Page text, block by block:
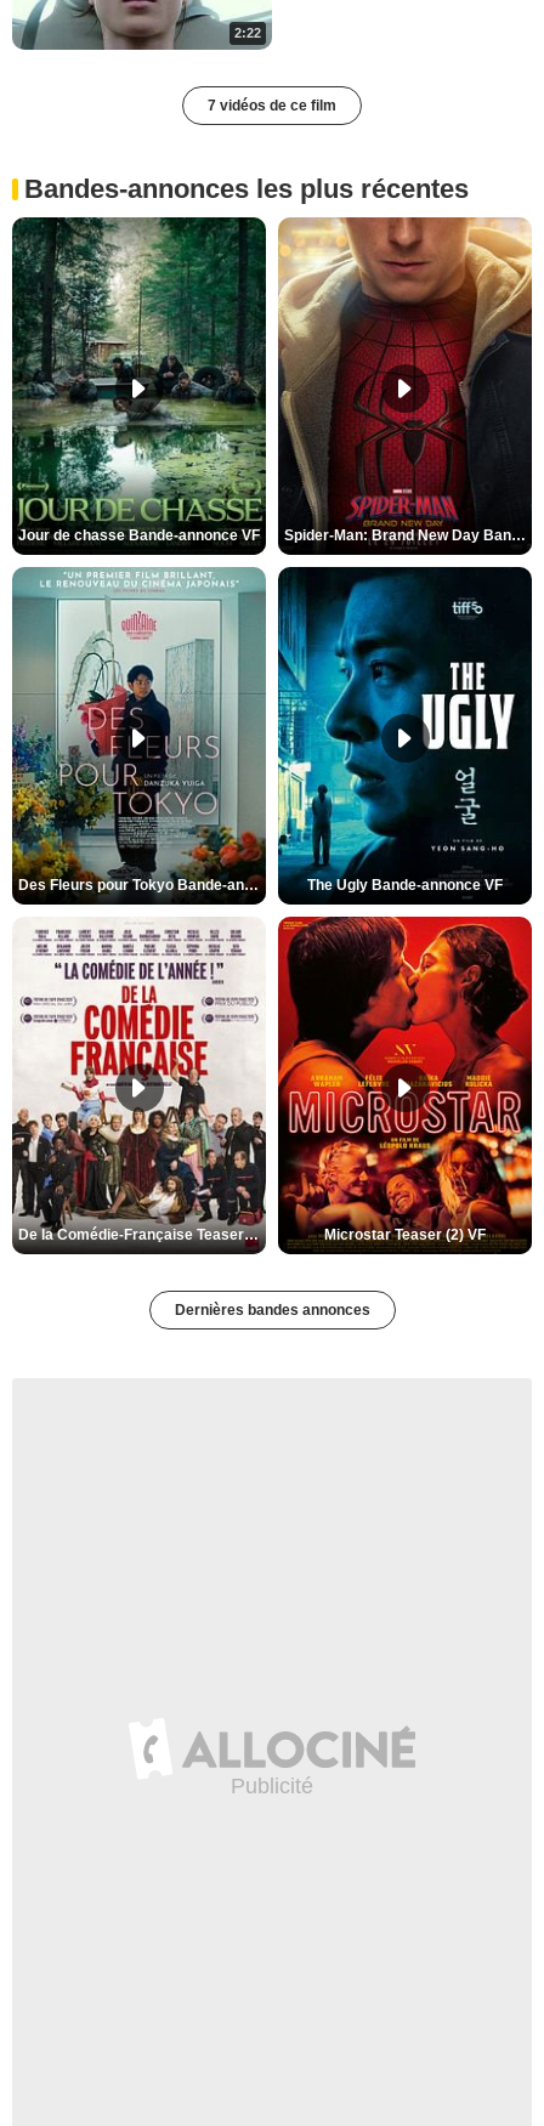
2:22
7 vidéos de ce film
Bandes-annonces les plus récentes
Jour de chasse Bande-annonce VF Spider-Man: Brand New Day Bande-annonce (3) VO STFR
Des Fleurs pour Tokyo Bande-annonce VO STFR The Ugly Bande-annonce VF
De la Comédie-Française Teaser (3) VF Microstar Teaser (2) VF
Dernières bandes annonces